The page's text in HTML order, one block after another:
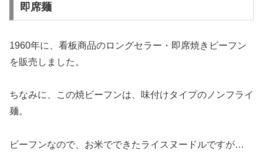
即席麺
1960年に、看板商品のロングセラー・即席焼きビーフン
を販売しました。
ちなみに、この焼ビーフンは、味付けタイプのノンフライ
麺。
ビーフンなので、お米でできたライスヌードルですが…